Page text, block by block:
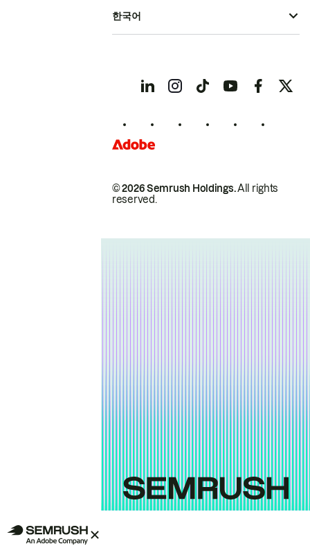
© 2026 Semrush Holdings.All rights
reserved.
한국어